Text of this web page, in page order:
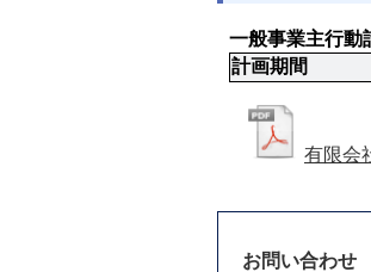
一般事業主行動
計画期間
有限会
お問い合わせ